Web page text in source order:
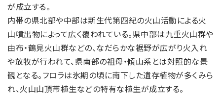
が成立する。
内帯の県北部や中部は新生代第四紀の火山活動による火
山噴出物によって広く覆われている。県中部は九重火山群や
由布・鶴見火山群などの、なだらかな裾野が広がり火入れ
や放牧が行われて、県南部の祖母・傾山系とは対照的な景
観となる。フロラは氷期の頃に南下した遺存植物が多くみら
れ、火山山頂帯植生などの特有な植生が成立する。